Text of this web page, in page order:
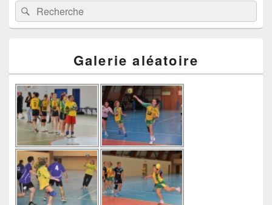
Recherche :Rechercher
Galerie aléatoire